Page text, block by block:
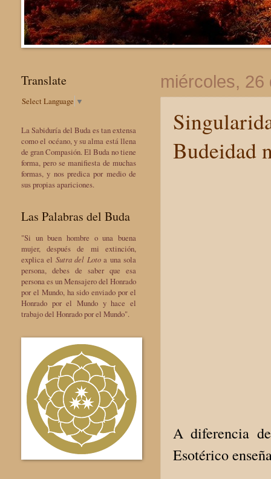
miércoles, 26
Budeidad
A diferencia
Esotérico
Translate
Select Language ▼
La Sabiduría del Buda es tan extensa
como el océano, y su alma está llena
de gran Compasión. El Buda no tiene
forma, pero se manifiesta de muchas
formas, y nos predica por medio de
sus propias apariciones.
Las Palabras del Buda
"Si un buen hombre o una buena
mujer, después de mi extinción,
explica el Sutra del Lotoa una sola
persona, debes de saber que esa
persona es un Mensajero del Honrado
por el Mundo, ha sido enviado por el
Honrado por el Mundo y hace el
trabajo del Honrado por el Mundo".